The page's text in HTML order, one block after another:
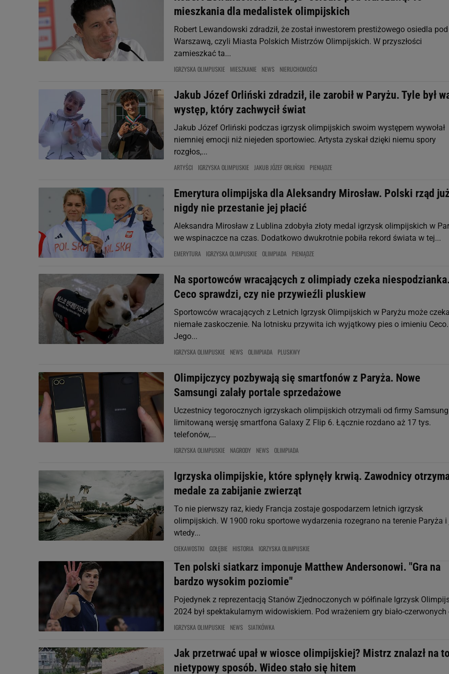
mieszkania dla medalistek olimpijskich
Robert Lewandowski zdradził, że został inwestorem prestiżowego osiedla pod
Warszawą, czyli Miasta Polskich Mistrzów Olimpijskich. W przyszłości
zamieszkać ta...
IGRZYSKA OLIMPIJSKIE MIESZKANIE NEWS NIERUCHOMOŚCI
Jakub Józef Orliński zdradził, ile zarobił w Paryżu. Tyle był
występ, który zachwycił świat
Jakub Józef Orliński podczas igrzysk olimpijskich swoim występem wywołał
niemniej emocji niż niejeden sportowiec. Artysta zyskał dzięki niemu spory
rozgłos,...
ARTYŚCI IGRZYSKA OLIMPIJSKIE JAKUB JÓZEF ORLIŃSKI PIENIĄDZE
Emerytura olimpijska dla Aleksandry Mirosław. Polski rząd już
nigdy nie przestanie jej płacić
Aleksandra Mirosław z Lublina zdobyła złoty medal igrzysk olimpijskich w
we wspinaczce na czas. Dodatkowo dwukrotnie pobiła rekord świata w tej...
EMERYTURA IGRZYSKA OLIMPIJSKIE OLIMPIADA PIENIĄDZE
Na sportowców wracających z olimpiady czeka niespodzianka.
Ceco sprawdzi, czy nie przywieźli pluskiew
Sportowców wracających z Letnich Igrzysk Olimpijskich w Paryżu może
niemałe zaskoczenie. Na lotnisku przywita ich wyjątkowy pies o imieniu Ceco.
Jego...
IGRZYSKA OLIMPIJSKIE NEWS OLIMPIADA PLUSKWY
Olimpijczycy pozbywają się smartfonów z Paryża. Nowe
Samsungi zalały portale sprzedażowe
Uczestnicy tegorocznych igrzyskach olimpijskich otrzymali od firmy Samsung
limitowaną wersję smartfona Galaxy Z Flip 6. Łącznie rozdano aż 17 tys.
telefonów,...
IGRZYSKA OLIMPIJSKIE NAGRODY NEWS OLIMPIADA
Igrzyska olimpijskie, które spłynęły krwią. Zawodnicy
medale za zabijanie zwierząt
To nie pierwszy raz, kiedy Francja zostaje gospodarzem letnich igrzysk
olimpijskich. W 1900 roku sportowe wydarzenia rozegrano na terenie Paryża i
wtedy...
CIEKAWOSTKI GOŁĘBIE HISTORIA IGRZYSKA OLIMPIJSKIE
Ten polski siatkarz imponuje Matthew Andersonowi. "Gra na
bardzo wysokim poziomie"
Pojedynek z reprezentacją Stanów Zjednoczonych w półfinale Igrzysk
2024 był spektakularnym widowiskiem. Pod wrażeniem gry biało-czerwonych
IGRZYSKA OLIMPIJSKIE NEWS SIATKÓWKA
Jak przetrwać upał w wiosce olimpijskiej? Mistrz znalazł na to
nietypowy sposób. Wideo stało się hitem